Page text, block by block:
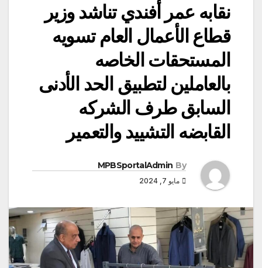
نقابه عمر أفندي تناشد وزير
قطاع الأعمال العام تسويه
المستحقات الخاصه
بالعاملين لتطبيق الحد الأدنى
السابق طرف الشركه
القابضه التشييد والتعمير
By
MPBSportalAdmin
مايو 7, 2024